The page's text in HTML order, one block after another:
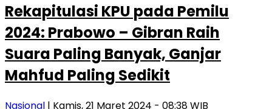
Rekapitulasi KPU pada Pemilu
2024: Prabowo – Gibran Raih
Suara Paling Banyak, Ganjar
Mahfud Paling Sedikit
Nasional | Kamis, 21 Maret 2024 - 08:38 WIB